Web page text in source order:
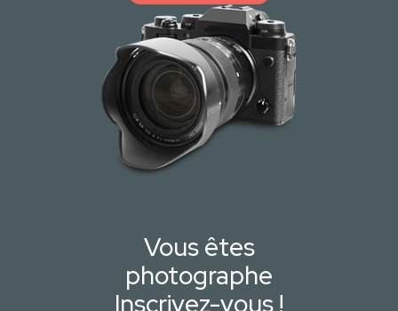
Vous êtes
photographe
Inscrivez-vous !